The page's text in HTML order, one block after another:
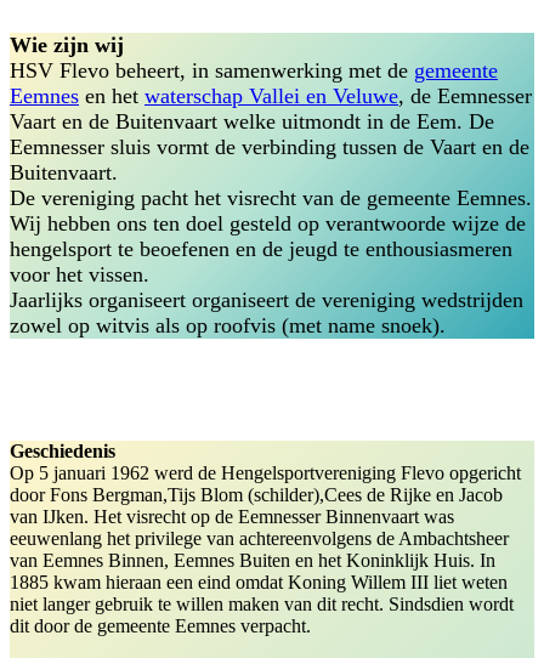
Wie zijn wij
HSV Flevo beheert, in samenwerking met de gemeente
Eemnes en het waterschap Vallei en Veluwe, de Eemnesser
Vaart en de Buitenvaart welke uitmondt in de Eem. De
Eemnesser sluis vormt de verbinding tussen de Vaart en de
Buitenvaart.
De vereniging pacht het visrecht van de gemeente Eemnes.
Wij hebben ons ten doel gesteld op verantwoorde wijze de
hengelsport te beoefenen en de jeugd te enthousiasmeren
voor het vissen.
Jaarlijks organiseert organiseert de vereniging wedstrijden
zowel op witvis als op roofvis (met name snoek).
Geschiedenis
Op 5 januari 1962 werd de Hengelsportvereniging Flevo opgericht
door Fons Bergman,Tijs Blom (schilder),Cees de Rijke en Jacob
van IJken. Het visrecht op de Eemnesser Binnenvaart was
eeuwenlang het privilege van achtereenvolgens de Ambachtsheer
van Eemnes Binnen, Eemnes Buiten en het Koninklijk Huis. In
1885 kwam hieraan een eind omdat Koning Willem III liet weten
niet langer gebruik te willen maken van dit recht. Sindsdien wordt
dit door de gemeente Eemnes verpacht.